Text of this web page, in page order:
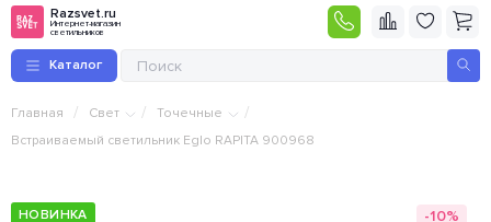
Razsvet.ru
Интернет-магазин
светильников
Каталог
Главная / Свет / Точечные /
Встраиваемый светильник Eglo RAPITA 900968
НОВИНКА -10%